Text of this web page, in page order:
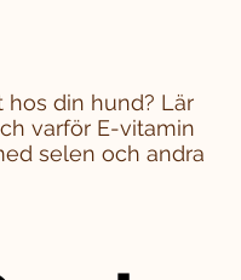
hos din hund? Lär
varför E-vitamin
selen och andra